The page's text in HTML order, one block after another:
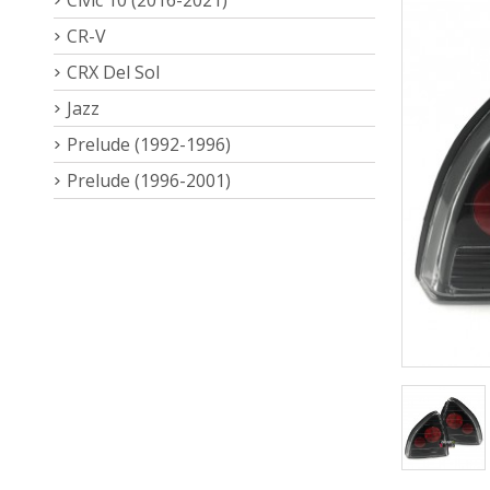
CR-V
CRX Del Sol
Jazz
Prelude (1992-1996)
Prelude (1996-2001)